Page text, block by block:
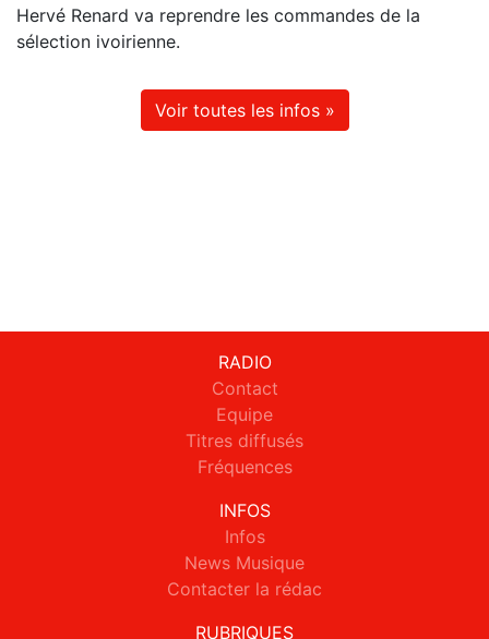
Hervé Renard va reprendre les commandes de la
sélection ivoirienne.
Voir toutes les infos »
RADIO
Contact
Equipe
Titres diffusés
Fréquences
INFOS
Infos
News Musique
Contacter la rédac
RUBRIQUES